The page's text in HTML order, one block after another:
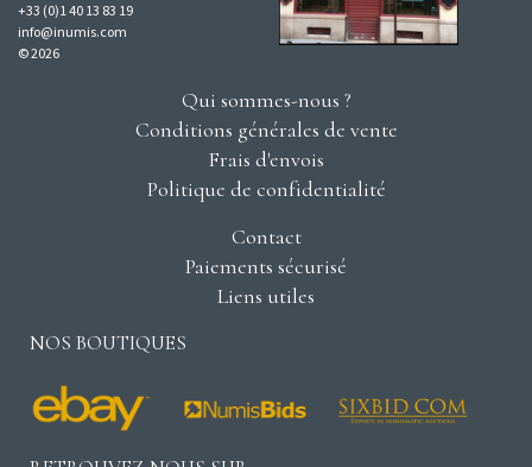
+33 (0)1 40 13 83 19
info@inumis.com
© 2026
Qui sommes-nous ?
Conditions générales de vente
Frais d'envois
Politique de confidentialité
Contact
Paiements sécurisé
Liens utiles
NOS BOUTIQUES